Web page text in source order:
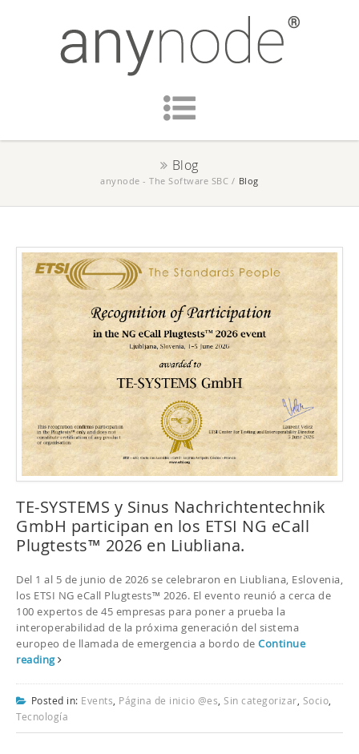
Blog
anynode - The Software SBC / Blog
TE-SYSTEMS y Sinus Nachrichtentechnik
GmbH participan en los ETSI NG eCall
Plugtests™ 2026 en Liubliana.
Del 1 al 5 de junio de 2026 se celebraron en Liubliana, Eslovenia,
los ETSI NG eCall Plugtests™ 2026. El evento reunió a cerca de
100 expertos de 45 empresas para poner a prueba la
interoperabilidad de la próxima generación del sistema
europeo de llamada de emergencia a bordo de Continue
reading
Posted in: Events Página de inicio @es Sin categorizar Socio
Tecnología